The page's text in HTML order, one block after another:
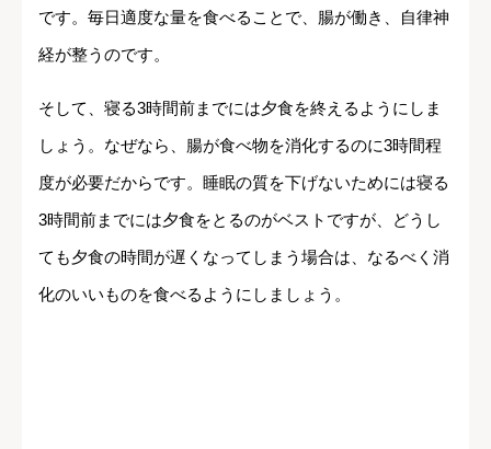
です。毎日適度な量を食べることで、腸が働き、自律神
経が整うのです。
そして、寝る3時間前までには夕食を終えるようにしま
しょう。なぜなら、腸が食べ物を消化するのに3時間程
度が必要だからです。睡眠の質を下げないためには寝る
3時間前までには夕食をとるのがベストですが、どうし
ても夕食の時間が遅くなってしまう場合は、なるべく消
化のいいものを食べるようにしましょう。